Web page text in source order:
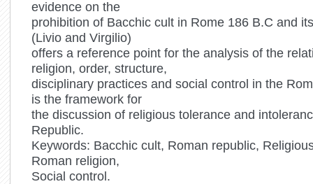
evidence on the
prohibition of Bacchic cult in Rome 186 B.C and
(Livio and Virgilio)
offers a reference point for the analysis of the
religion, order, structure,
disciplinary practices and social control in the
is the framework for
the discussion of religious tolerance and
Republic.
Keywords: Bacchic cult, Roman republic,
Roman religion,
Social control.